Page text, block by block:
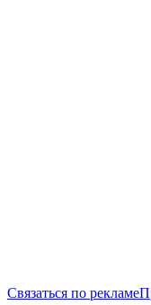
Связаться по рекламе